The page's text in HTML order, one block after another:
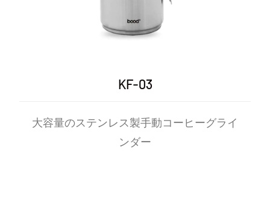
アクセスできない人にとって実用的な選択肢となります。
KF-03
大容量のステンレス製手動コーヒーグライ
ンダー